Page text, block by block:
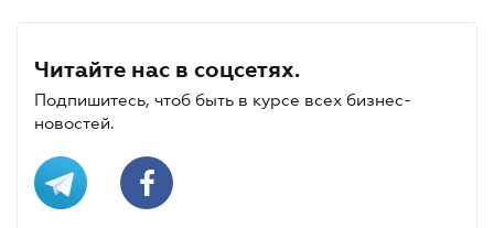
Читайте нас в соцсетях.
Подпишитесь, чтоб быть в курсе всех бизнес-
новостей.